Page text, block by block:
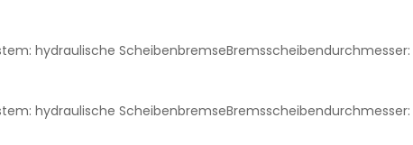
hydraulische ScheibenbremseBremsscheibendurchmesser:
hydraulische ScheibenbremseBremsscheibendurchmesser: